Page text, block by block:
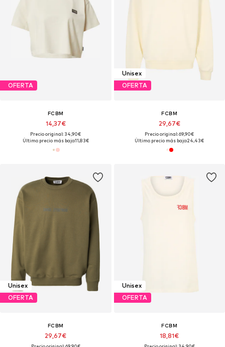
OFERTA
FCBM
14,37€
Precio original: 34,90€
Último precio más bajo:11,83€
Unisex
OFERTA
FCBM
29,67€
Precio original: 69,90€
Último precio más bajo:24,43€
Unisex
OFERTA
FCBM
29,67€
Unisex
OFERTA
FCBM
18,81€